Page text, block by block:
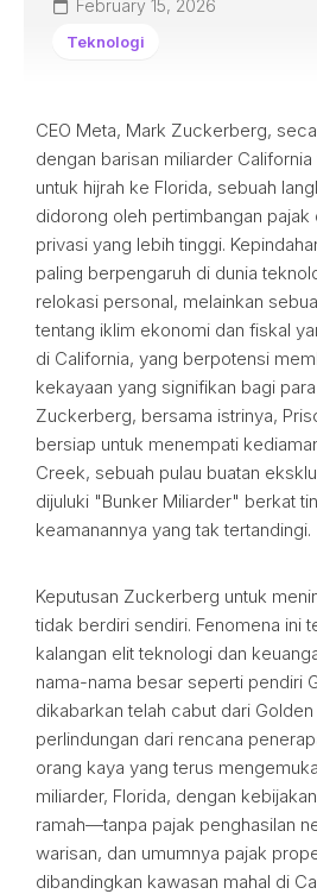
February 15, 2026
Teknologi
CEO Meta, Mark Zuckerberg,
dengan barisan miliarder
untuk hijrah ke Florida, sebuah
didorong oleh pertimbangan pajak
privasi yang lebih tinggi.
paling berpengaruh di dunia
relokasi personal, melainkan
tentang iklim ekonomi dan fiskal
di California, yang berpotensi
kekayaan yang signifikan bagi
Zuckerberg, bersama istrinya,
bersiap untuk menempati
Creek, sebuah pulau buatan
dijuluki "Bunker Miliarder" berkat
keamanannya yang tak tertandingi.
Keputusan Zuckerberg untuk
tidak berdiri sendiri. Fenomena ini
kalangan elit teknologi dan
nama-nama besar seperti pendiri
dikabarkan telah cabut dari
perlindungan dari rencana
orang kaya yang terus
miliarder, Florida, dengan
ramah—tanpa pajak penghasilan
warisan, dan umumnya pajak
dibandingkan kawasan mahal di